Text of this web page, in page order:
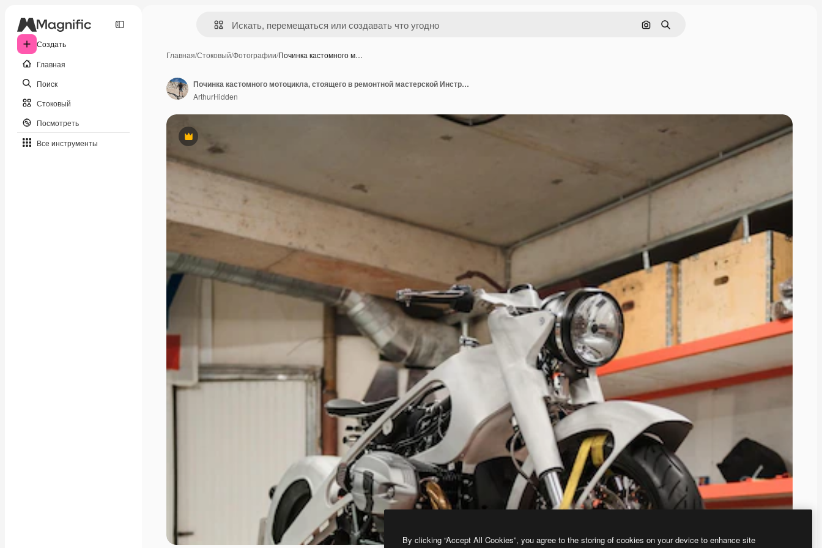
Создать
Главная
Поиск
Стоковый
Посмотреть
Все инструменты
Поиск по изображению
Поиск
Главная/Стоковый/Фотографии/Починка кастомного м…
Премиум
Починка кастомного мотоцикла, стоящего в ремонтной мастерской Инструменты и оборудование Хобби и уникальные работы
ArthurHidden
By clicking “Accept All Cookies”, you agree to the storing of cookies on your device to enhance site